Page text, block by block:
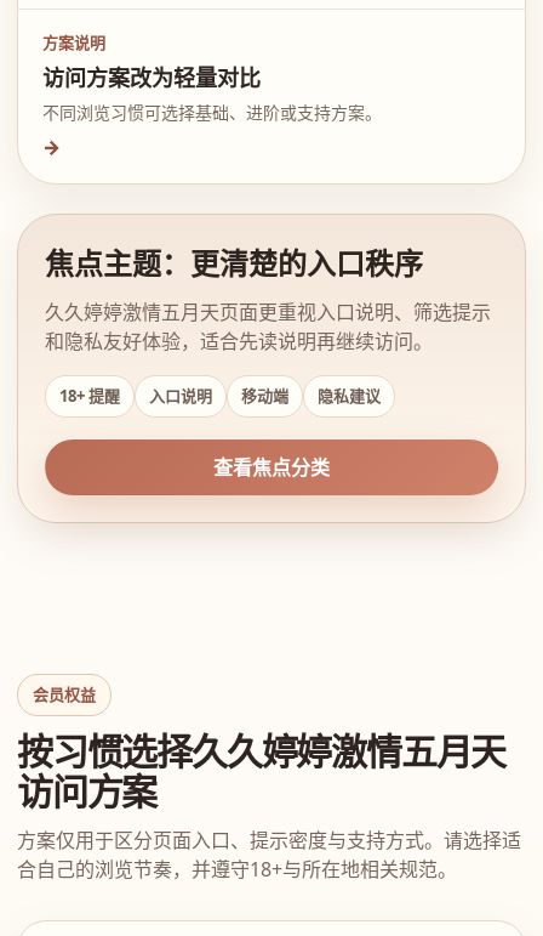
方案说明
访问方案改为轻量对比
不同浏览习惯可选择基础、进阶或支持方案。
→
焦点主题：更清楚的入口秩序
久久婷婷激情五月天页面更重视入口说明、筛选提示
和隐私友好体验，适合先读说明再继续访问。
18+ 提醒 入口说明 移动端 隐私建议
查看焦点分类
会员权益
按习惯选择久久婷婷激情五月天
访问方案
方案仅用于区分页面入口、提示密度与支持方式。请选择适
合自己的浏览节奏，并遵守18+与所在地相关规范。